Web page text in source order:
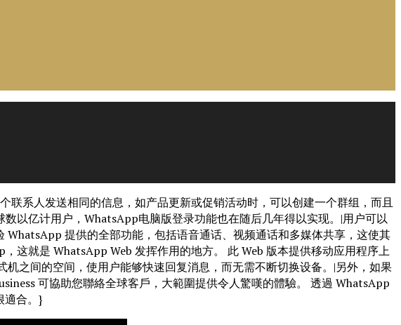
系人发送相同的信息，如产品更新或促销活动时，可以创建一个群组，而且
以亿计用户，WhatsApp电脑版登录功能也在随后几年得以实现。|用户可以
提供的全部功能，包括语音通话、视频通话和多媒体共享，这使其
这就是 WhatsApp Web 发挥作用的地方。 此 Web 版本提供移动应用程序上
之间的空间，使用户能够快速回复消息，而无需不断切换设备。|另外，如果
可協助您聯絡全球客戶，大範圍提供令人驚嘆的體驗。 透過 WhatsApp
適合。}